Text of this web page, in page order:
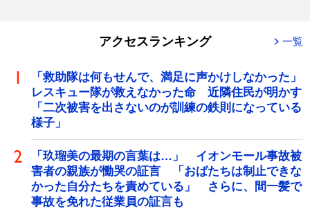
アクセスランキング 一覧
「救助隊は何もせんで、満足に声かけしなかった」
レスキュー隊が救えなかった命 近隣住民が明かす
「二次被害を出さないのが訓練の鉄則になっている
様子」
「玖瑠美の最期の言葉は…」 イオンモール事故被
害者の親族が慟哭の証言 「おばたちは制止できな
かった自分たちを責めている」 さらに、間一髪で
事故を免れた従業員の証言も